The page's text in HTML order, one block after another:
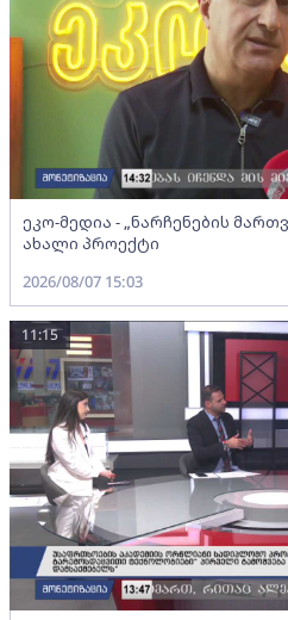
ეკო-მედია - „ნარჩენების
ახალი პროექტი
2026/08/07 15:03
11:15